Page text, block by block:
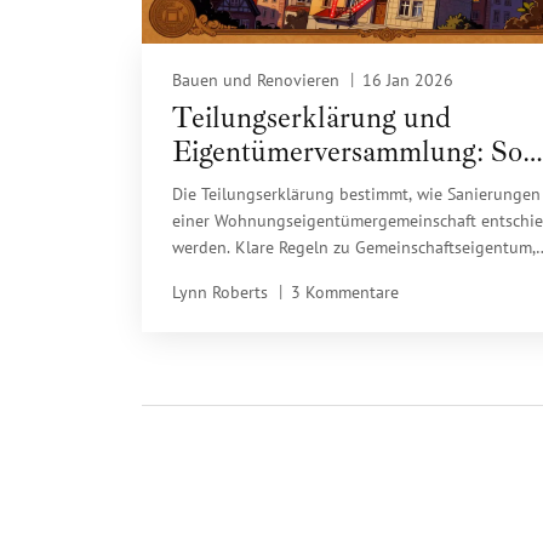
Bauen und Renovieren 16 Jan 2026
Teilungserklärung und
Eigentümerversammlung: So
funktioniert Sanierung im
Die Teilungserklärung bestimmt, wie
einer Wohnungseigentümergemeinschaft
werden. Klare Regeln zu Gemeinschaftseigentum,
entscheidend für den Erfolg von Renovierungen.
Lynn Roberts 3 Kommentare